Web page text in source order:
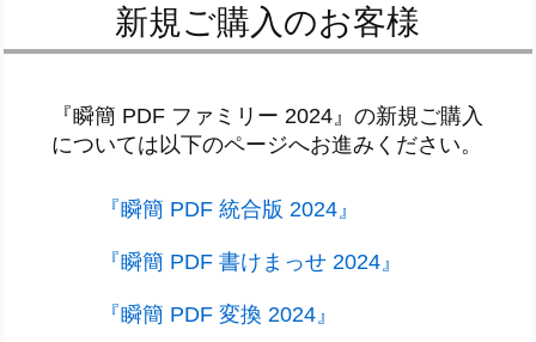
新規ご購入のお客様
『瞬簡 PDF ファミリー 2024』の新規ご購入
については以下のページへお進みください。
『瞬簡 PDF 統合版 2024』
『瞬簡 PDF 書けまっせ 2024』
『瞬簡 PDF 変換 2024』